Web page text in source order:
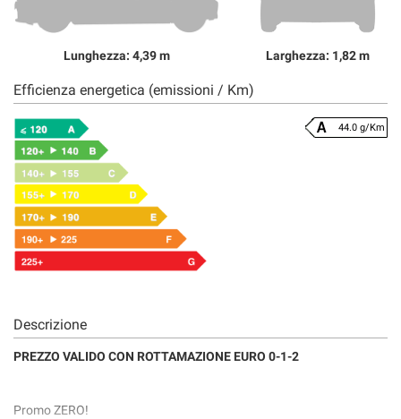
Lunghezza: 4,39 m Larghezza: 1,82 m
Efficienza energetica (emissioni / Km)
44.0 g/Km
Descrizione
PREZZO VALIDO CON ROTTAMAZIONE EURO 0-1-2
Promo ZERO!